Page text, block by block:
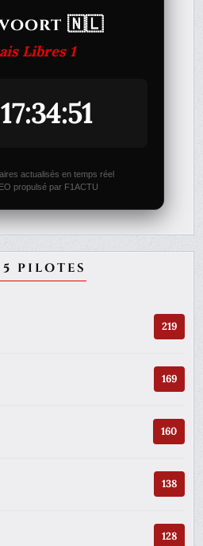
🇳🇱
Libres 1
actualisés en temps réel
propulsé par F1ACTU
PILOTES
219
169
160
138
128